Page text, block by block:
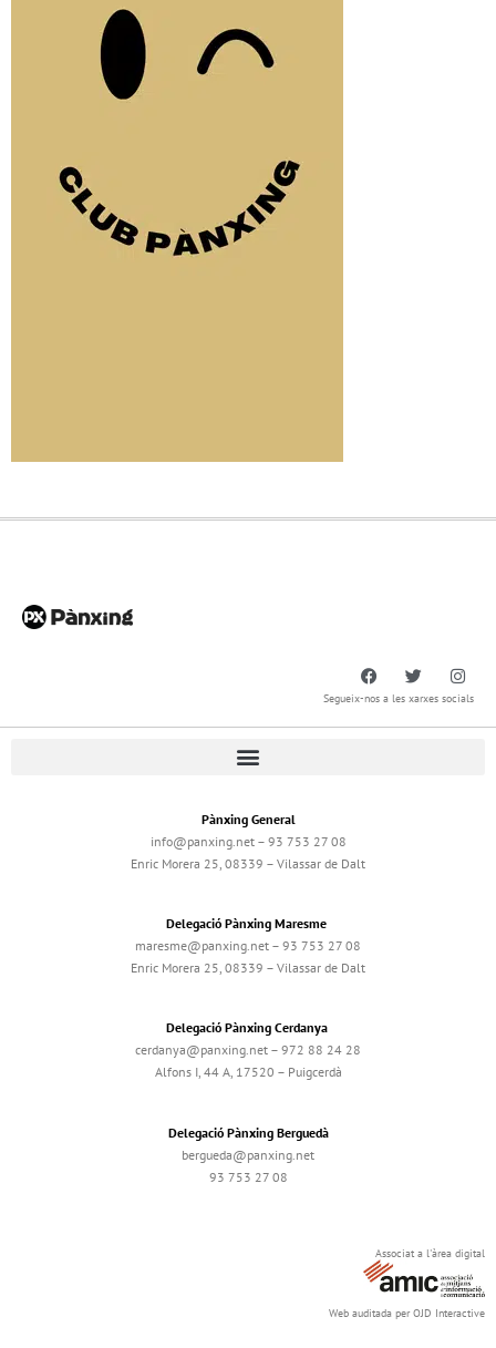
Segueix-nos a les xarxes socials
Pànxing General
info@panxing.net – 93 753 27 08
Enric Morera 25, 08339 – Vilassar de Dalt
Delegació Pànxing Maresme
maresme@panxing.net – 93 753 27 08
Enric Morera 25, 08339 – Vilassar de Dalt
Delegació Pànxing Cerdanya
cerdanya@panxing.net – 972 88 24 28
Alfons I, 44 A, 17520 – Puigcerdà
Delegació Pànxing Berguedà
bergueda@panxing.net
93 753 27 08
Associat a l'àrea digital
Web auditada per OJD Interactive